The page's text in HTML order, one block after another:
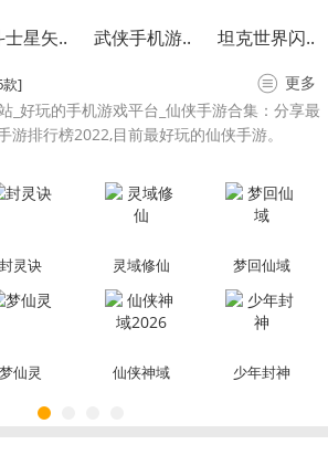
士星矢.. 武侠手机游..
坦克世界闪..
款]
更多
_好玩的手机游戏平台_仙侠手游合集：分享最
游排行榜2022,目前最好玩的仙侠手游。
封灵诀 灵域修仙 梦回仙域
梦仙灵 仙侠神域 少年封神